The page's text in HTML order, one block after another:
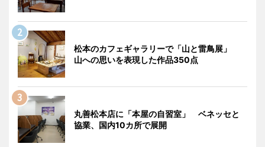
松本のカフェギャラリーで「山と雷鳥展」
山への思いを表現した作品350点
丸善松本店に「本屋の自習室」 ベネッセと
協業、国内10カ所で展開